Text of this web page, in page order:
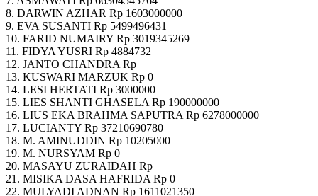
8. DARWIN AZHAR Rp 1603000000
9. EVA SUSANTI Rp 5499496431
10. FARID NUMAIRY Rp 3019345269
11. FIDYA YUSRI Rp 4884732
12. JANTO CHANDRA Rp
13. KUSWARI MARZUK Rp 0
14. LESI HERTATI Rp 3000000
15. LIES SHANTI GHASELA Rp 190000000
16. LIUS EKA BRAHMA SAPUTRA Rp 6278000000
17. LUCIANTY Rp 37210690780
18. M. AMINUDDIN Rp 10205000
19. M. NURSYAM Rp 0
20. MASAYU ZURAIDAH Rp
21. MISIKA DASA HAFRIDA Rp 0
22. MULYADI ADNAN Rp 1611021350